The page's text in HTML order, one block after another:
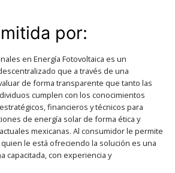
por:
en Energía Fotovoltaica es un
que a través de una
de forma transparente que tanto las
cumplen con los conocimientos
financieros y técnicos para
de energía solar de forma ética y
mexicanas. Al consumidor le permite
le está ofreciendo la solución es una
capacitada, con experiencia y